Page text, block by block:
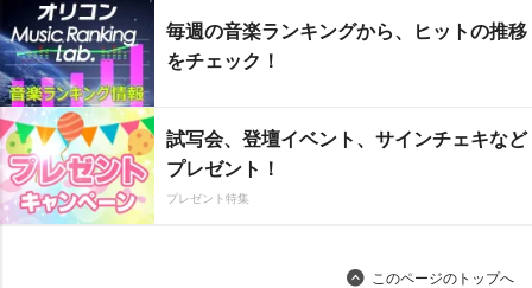
毎週の音楽ランキングから、ヒットの推移
をチェック！
試写会、登壇イベント、サインチェキなど
プレゼント！
プレゼント特集
このページのトップへ